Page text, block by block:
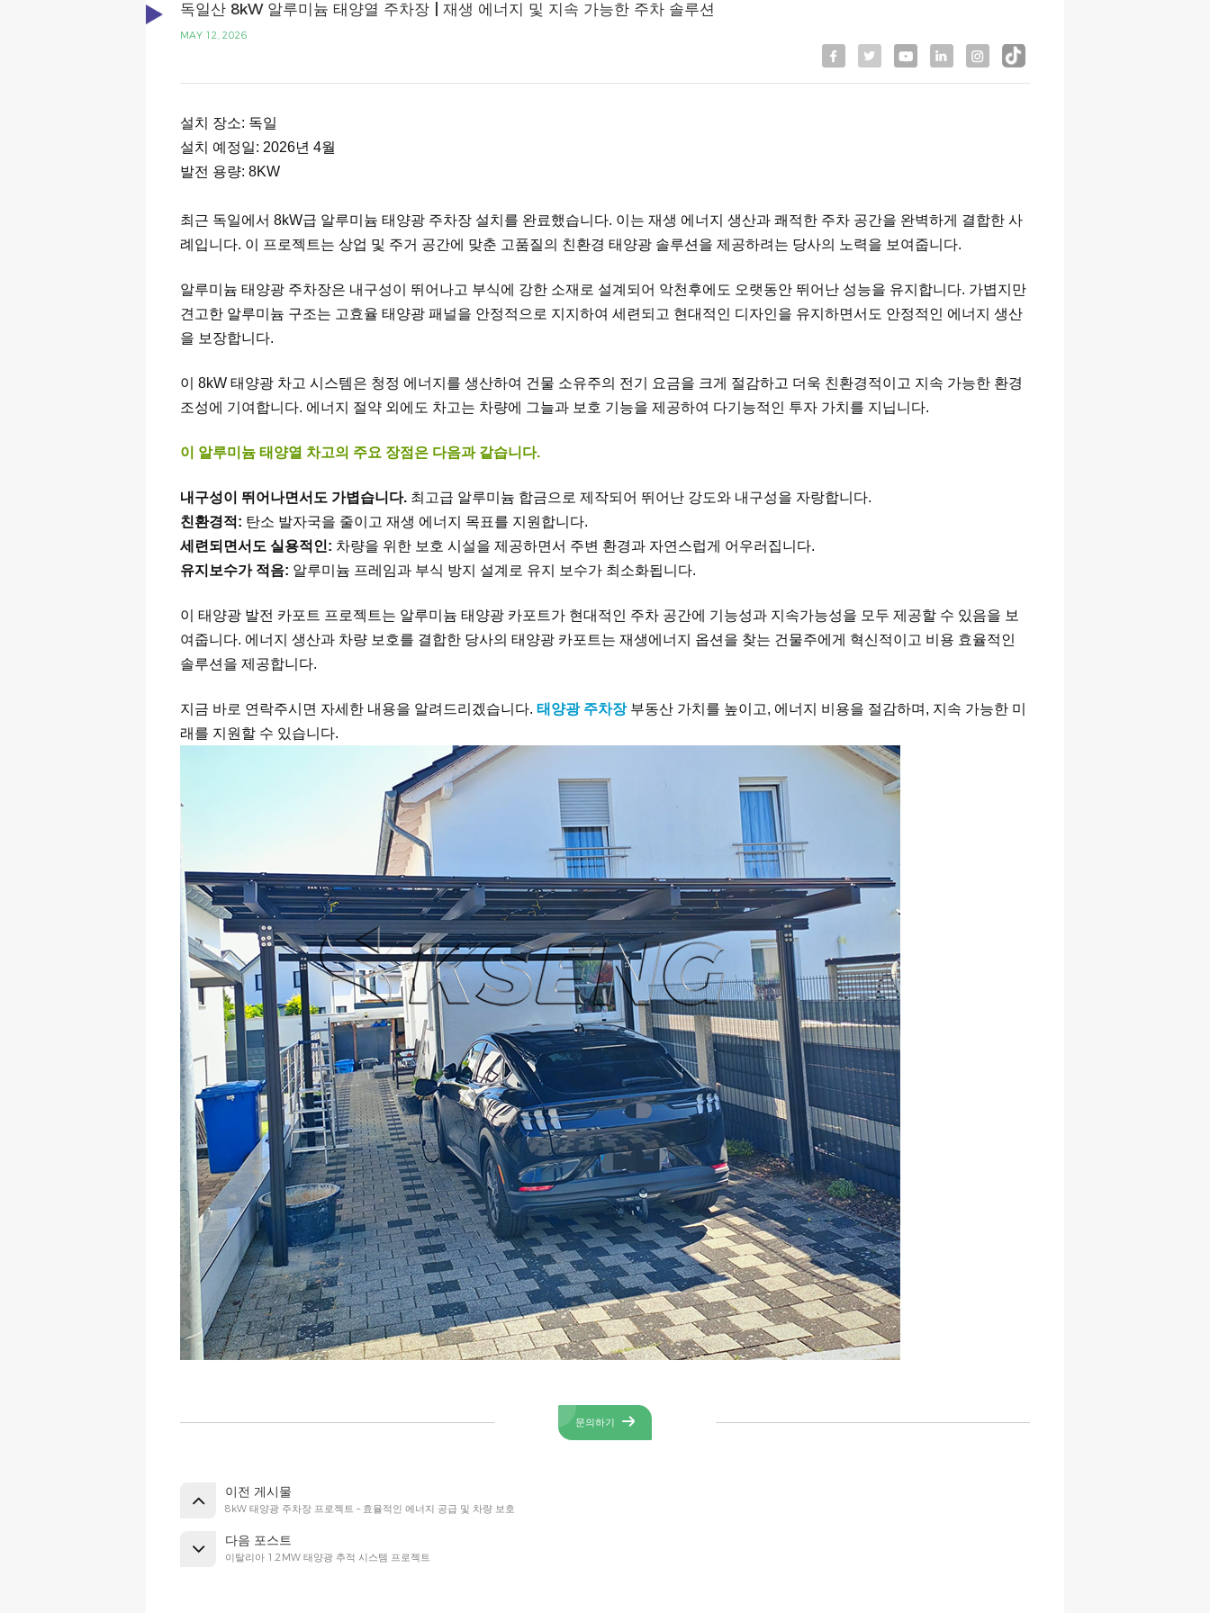
독일산 8kW 알루미늄 태양열 주차장 | 재생 에너지 및 지속 가능한 주차 솔루션
MAY 12, 2026
설치 장소: 독일
설치 예정일: 2026년 4월
발전 용량: 8KW
최근 독일에서 8kW급 알루미늄 태양광 주차장 설치를 완료했습니다. 이는 재생 에너지 생산과 쾌적한 주차 공간을 완벽하게 결합한 사
례입니다. 이 프로젝트는 상업 및 주거 공간에 맞춘 고품질의 친환경 태양광 솔루션을 제공하려는 당사의 노력을 보여줍니다.
알루미늄 태양광 주차장은 내구성이 뛰어나고 부식에 강한 소재로 설계되어 악천후에도 오랫동안 뛰어난 성능을 유지합니다. 가볍지만
견고한 알루미늄 구조는 고효율 태양광 패널을 안정적으로 지지하여 세련되고 현대적인 디자인을 유지하면서도 안정적인 에너지 생산
을 보장합니다.
이 8kW 태양광 차고 시스템은 청정 에너지를 생산하여 건물 소유주의 전기 요금을 크게 절감하고 더욱 친환경적이고 지속 가능한 환경
조성에 기여합니다. 에너지 절약 외에도 차고는 차량에 그늘과 보호 기능을 제공하여 다기능적인 투자 가치를 지닙니다.
이 알루미늄 태양열 차고의 주요 장점은 다음과 같습니다.
내구성이 뛰어나면서도 가볍습니다. 최고급 알루미늄 합금으로 제작되어 뛰어난 강도와 내구성을 자랑합니다.
친환경적: 탄소 발자국을 줄이고 재생 에너지 목표를 지원합니다.
세련되면서도 실용적인: 차량을 위한 보호 시설을 제공하면서 주변 환경과 자연스럽게 어우러집니다.
유지보수가 적음: 알루미늄 프레임과 부식 방지 설계로 유지 보수가 최소화됩니다.
이 태양광 발전 카포트 프로젝트는 알루미늄 태양광 카포트가 현대적인 주차 공간에 기능성과 지속가능성을 모두 제공할 수 있음을 보
여줍니다. 에너지 생산과 차량 보호를 결합한 당사의 태양광 카포트는 재생에너지 옵션을 찾는 건물주에게 혁신적이고 비용 효율적인
솔루션을 제공합니다.
지금 바로 연락주시면 자세한 내용을 알려드리겠습니다. 태양광 주차장 부동산 가치를 높이고, 에너지 비용을 절감하며, 지속 가능한 미
래를 지원할 수 있습니다.
문의하기
이전 게시물
8kW 태양광 주차장 프로젝트 – 효율적인 에너지 공급 및 차량 보호
다음 포스트
이탈리아 1.2MW 태양광 추적 시스템 프로젝트